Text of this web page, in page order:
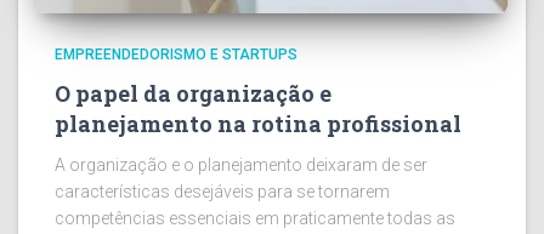
EMPREENDEDORISMO E STARTUPS
O papel da organização e
planejamento na rotina profissional
A organização e o planejamento deixaram de ser
características desejáveis para se tornarem
competências essenciais em praticamente todas as